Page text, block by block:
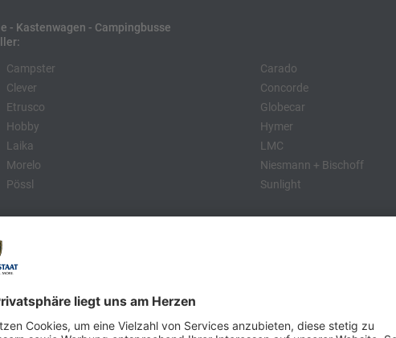
- Kastenwagen - Campingbusse
Campster
Clever
Etrusco
Hobby
Laika
Morelo
Pössl
Carado
Concorde
Globecar
Hymer
LMC
Niesmann + Bischoff
Sunlight
Hobby
LMC